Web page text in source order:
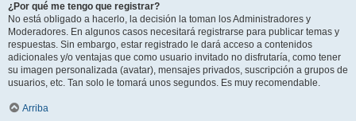
¿Por qué me tengo que registrar?
No está obligado a hacerlo, la decisión la toman los Administradores y
Moderadores. En algunos casos necesitará registrarse para publicar temas y
respuestas. Sin embargo, estar registrado le dará acceso a contenidos
adicionales y/o ventajas que como usuario invitado no disfrutaría, como tener
su imagen personalizada (avatar), mensajes privados, suscripción a grupos de
usuarios, etc. Tan solo le tomará unos segundos. Es muy recomendable.
Arriba